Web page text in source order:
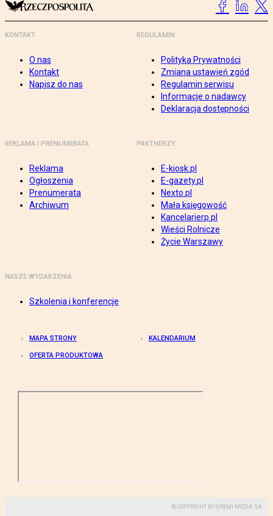
KONTAKT
O nas
Kontakt
Napisz do nas
REGULAMIN
Polityka Prywatności
Zmiana ustawień zgód
Regulamin serwisu
Informacje o nadawcy
Deklaracja dostępności
REKLAMA I PRENUMERATA
Reklama
Ogłoszenia
Prenumerata
Archiwum
PARTNERZY
E-kiosk.pl
E-gazety.pl
Nexto.pl
Mała księgowość
Kancelarierp.pl
Wieści Rolnicze
Życie Warszawy
NASZE WYDARZENIA
Szkolenia i konferencje
MAPA STRONY KALENDARIUM
OFERTA PRODUKTOWA
© COPYRIGHT BY GREMI MEDIA SA